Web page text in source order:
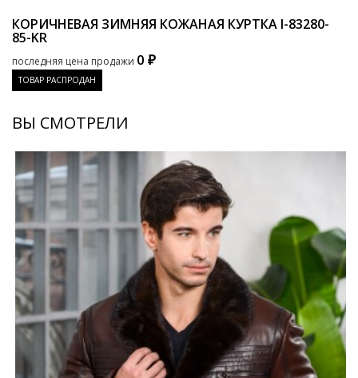
КОРИЧНЕВАЯ ЗИМНЯЯ КОЖАНАЯ КУРТКА I-83280-
85-KR
последняя цена продажи 0 ₽
ТОВАР РАСПРОДАН
ВЫ СМОТРЕЛИ